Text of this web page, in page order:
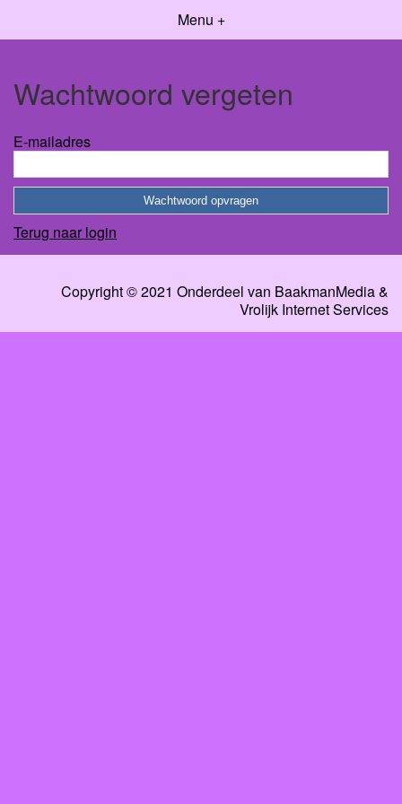
Menu +
Wachtwoord vergeten
E-mailadres
Terug naar login
Copyright © 2021 Onderdeel van BaakmanMedia&
Vrolijk Internet Services